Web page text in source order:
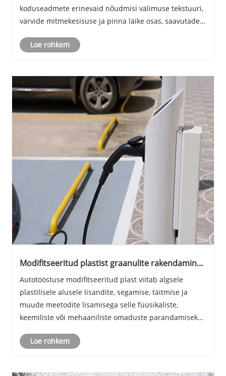
koduseadmete erinevaid nõudmisi välimuse tekstuuri,
värvide mitmekesisuse ja pinna läike osas, saavutades
erifunktsioonid.
Loe rohkem
Modifitseeritud plastist graanulite rakendamine
Autotööstuse modifitseeritud plast viitab algsele
plastilisele alusele lisandite, segamise, täitmise ja
muude meetodite lisamisega selle füüsikaliste,
keemiliste või mehaaniliste omaduste parandamiseks,
erinõuete osas. Autoomandi suurenemisega
Loe rohkem